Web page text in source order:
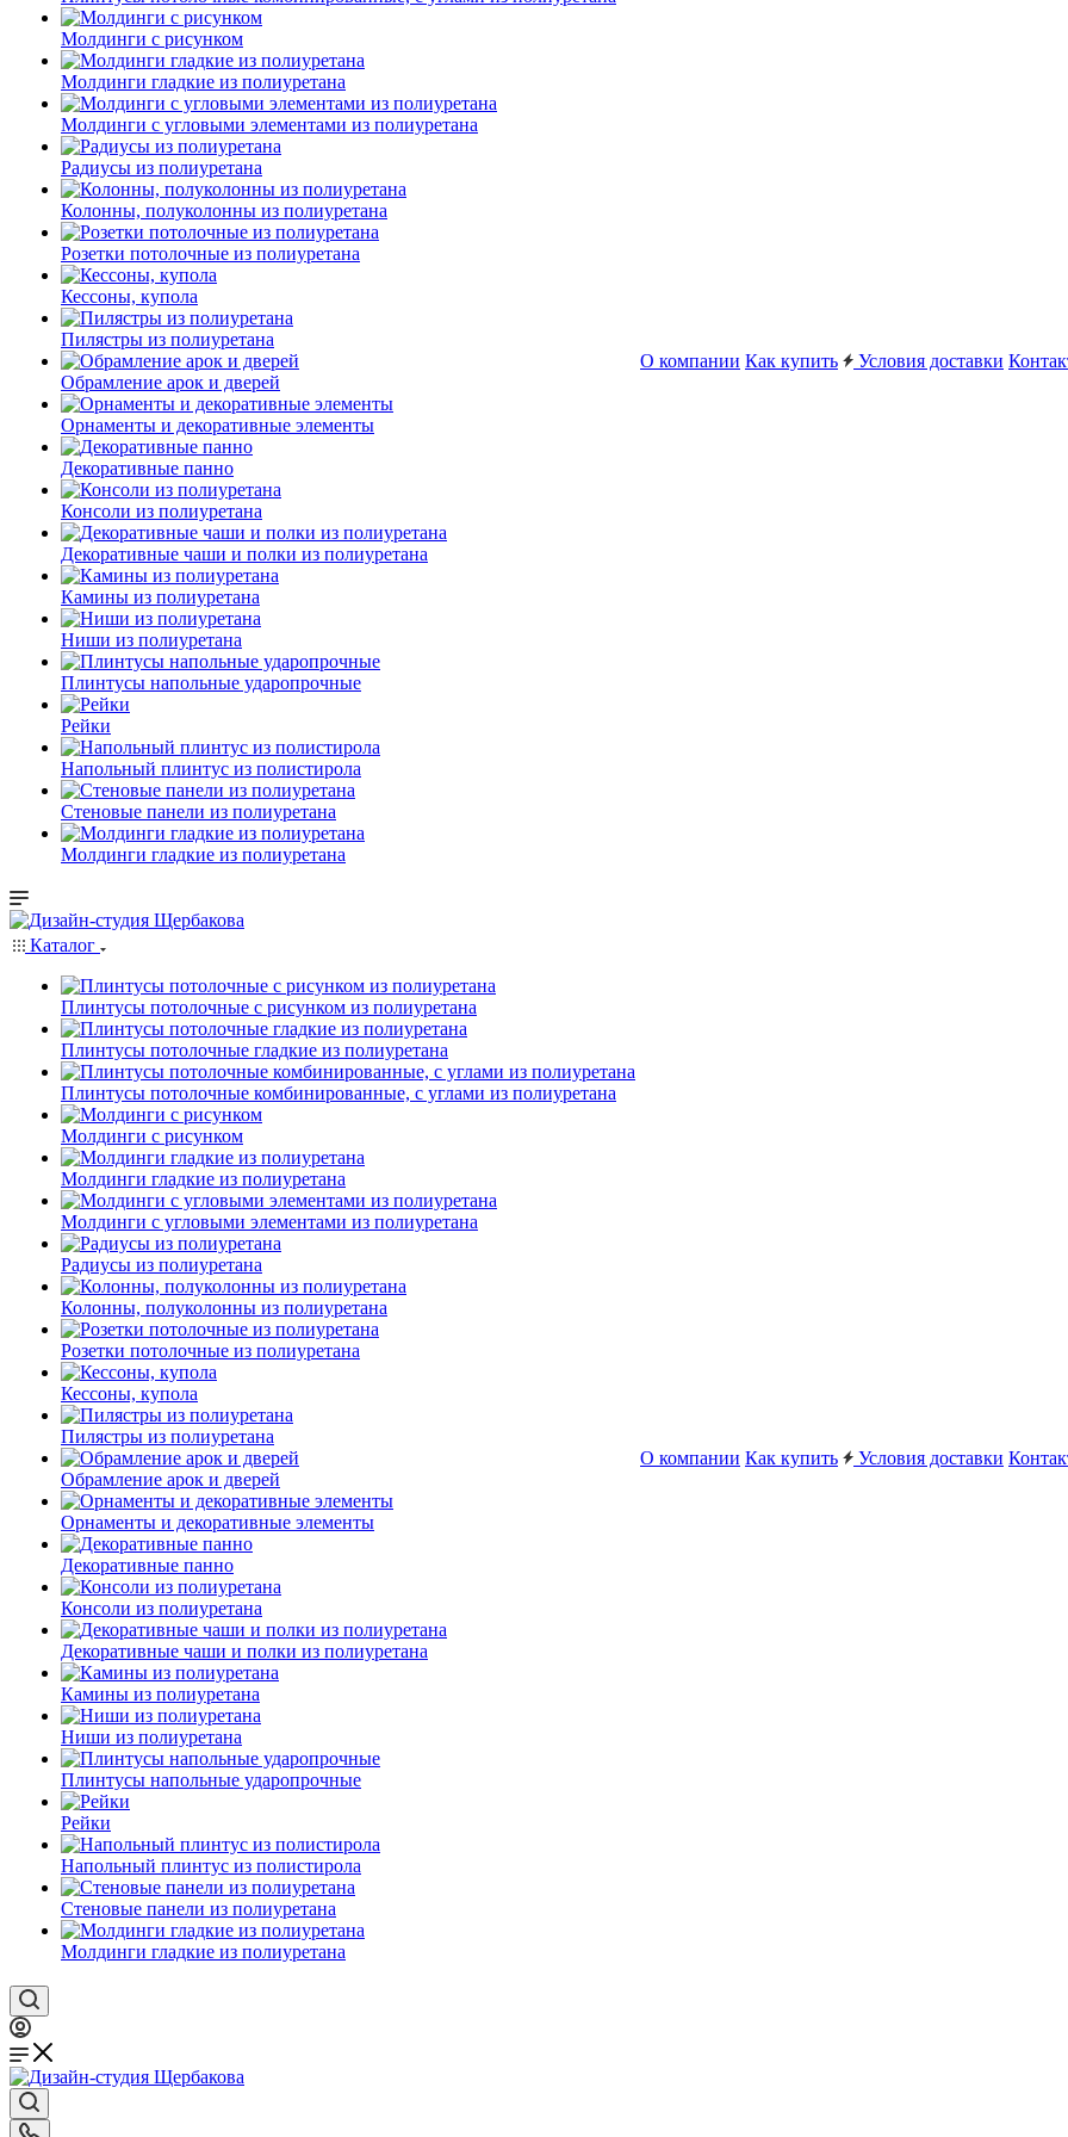
Молдинги c рисунком
Молдинги гладкие из полиуретана
Молдинги с угловыми элементами из полиуретана
Радиусы из полиуретана
Колонны, полуколонны из полиуретана
Розетки потолочные из полиуретана
Кессоны, купола
Пилястры из полиуретана
Обрамление арок и дверей
Орнаменты и декоративные элементы
Декоративные панно
Консоли из полиуретана
Декоративные чаши и полки из полиуретана
Камины из полиуретана
Ниши из полиуретана
Плинтусы напольные ударопрочные
Рейки
Напольный плинтус из полистирола
Стеновые панели из полиуретана
Молдинги гладкие из полиуретана
О компании Как купить Условия доставки
Каталог
Плинтусы потолочные с рисунком из полиуретана
Плинтусы потолочные гладкие из полиуретана
Плинтусы потолочные комбинированные, с углами из полиуретана
Молдинги c рисунком
Молдинги гладкие из полиуретана
Молдинги с угловыми элементами из полиуретана
Радиусы из полиуретана
Колонны, полуколонны из полиуретана
Розетки потолочные из полиуретана
Кессоны, купола
Пилястры из полиуретана
Обрамление арок и дверей
Орнаменты и декоративные элементы
Декоративные панно
Консоли из полиуретана
Декоративные чаши и полки из полиуретана
Камины из полиуретана
Ниши из полиуретана
Плинтусы напольные ударопрочные
Рейки
Напольный плинтус из полистирола
Стеновые панели из полиуретана
Молдинги гладкие из полиуретана
О компании Как купить Условия доставки